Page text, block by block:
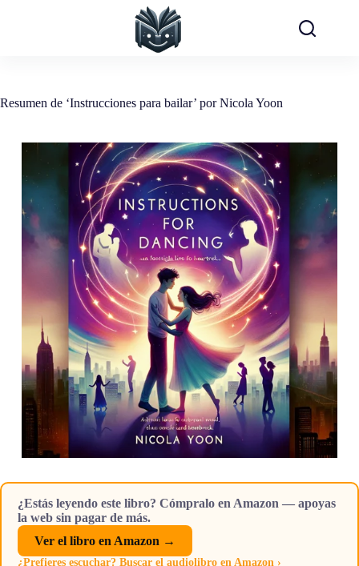
Resumen de ‘Instrucciones para bailar’ por Nicola Yoon
¿Estás leyendo este libro? Cómpralo en Amazon — apoyas
la web sin pagar de más.
Ver el libro en Amazon →
¿Prefieres escuchar? Buscar el audiolibro en Amazon ›